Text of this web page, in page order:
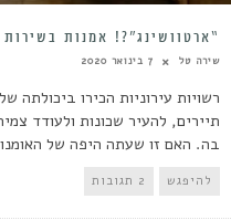
“ארטוושינג”?! אמנות
שירה טל 7 בינואר 2020
רשויות עירוניות הכירו ביכולתה
תיירים, להעיר שכונות ולעודד
בה. האם זו שעתה היפה של
להיפגש 2 תגובות